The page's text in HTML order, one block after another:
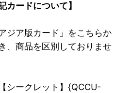
カードについて】
ジア版カード」をこちらか
、商品を区別しておりませ
シークレット】{QCCU-